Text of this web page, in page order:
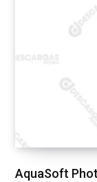
AquaSoft